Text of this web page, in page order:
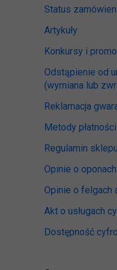
Status
Artykuły
Konkursy i
Odstąpienie od
(wymiana lub
Reklamacja
Metody płatności
Regulamin sklepu
Opinie o oponach
Opinie o felgach
Akt o usługach
Dostępność